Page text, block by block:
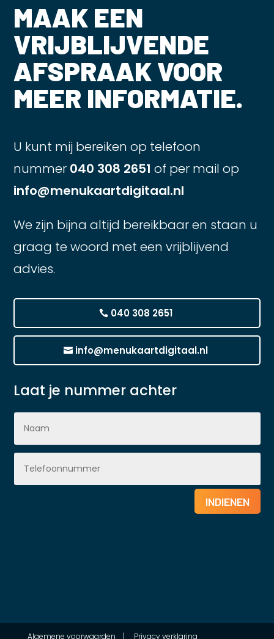
MAAK EEN
VRIJBLIJVENDE
AFSPRAAK VOOR
MEER INFORMATIE.
U kunt mij bereiken op telefoon
nummer 040 308 2651 of per mail op
info@menukaartdigitaal.nl
We zijn bijna altijd bereikbaar en staan u
graag te woord met een vrijblijvend
advies.
040 308 2651
info@menukaartdigitaal.nl
Laat je nummer achter
INDIENEN
Algemene voorwaarden | Privacy verklaring